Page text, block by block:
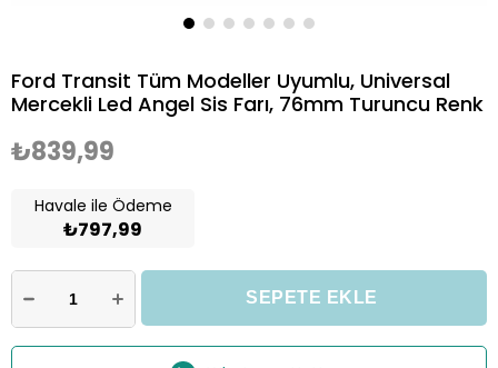
Ford Transit Tüm Modeller Uyumlu, Universal
Mercekli Led Angel Sis Farı, 76mm Turuncu Renk
₺839,99
Havale ile Ödeme
₺797,99